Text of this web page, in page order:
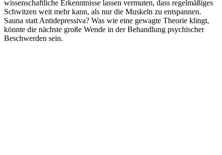
wissenschaftliche Erkenntnisse lassen vermuten, dass regelmäßiges
Schwitzen weit mehr kann, als nur die Muskeln zu entspannen.
Sauna statt Antidepressiva? Was wie eine gewagte Theorie klingt,
könnte die nächste große Wende in der Behandlung psychischer
Beschwerden sein.